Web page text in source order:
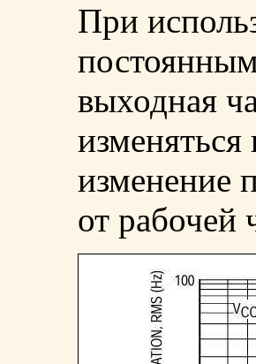
При
выходная
изменение
от рабочей